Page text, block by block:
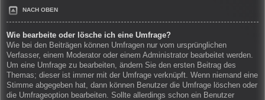
NACH OBEN
Wie bearbeite oder lösche ich eine Umfrage?
Wie bei den Beiträgen können Umfragen nur vom ursprünglichen
Verfasser, einem Moderator oder einem Administrator bearbeitet werden.
Um eine Umfrage zu bearbeiten, ändern Sie den ersten Beitrag des
Themas; dieser ist immer mit der Umfrage verknüpft. Wenn niemand eine
Stimme abgegeben hat, dann können Benutzer die Umfrage löschen oder
die Umfrageoption bearbeiten. Sollte allerdings schon ein Benutzer